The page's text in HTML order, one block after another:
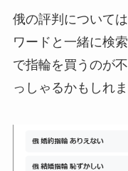
俄の評判について
ワードと一緒に検
で指輪を買うのが
っしゃるかもしれま